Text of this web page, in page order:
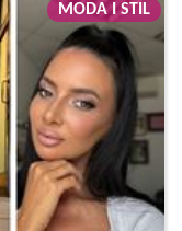
MODA I STIL